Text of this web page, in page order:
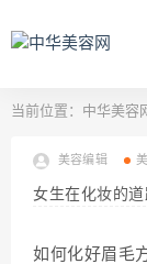
当前位置： 中华美容
美容编辑
女生在化妆的
如何化好眉毛